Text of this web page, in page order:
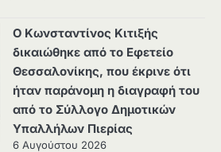
Ο Κωνσταντίνος Κιτιξής
δικαιώθηκε από το Εφετείο
Θεσσαλονίκης, που έκρινε ότι
ήταν παράνομη η διαγραφή του
από το Σύλλογο Δημοτικών
Υπαλλήλων Πιερίας
6 Αυγούστου 2026